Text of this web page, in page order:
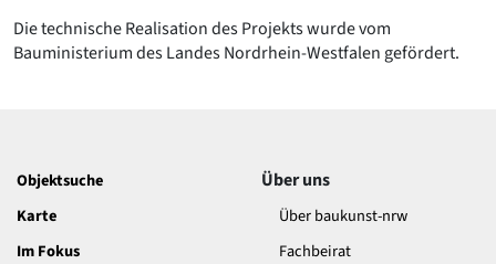
Die technische Realisation des Projekts wurde vom
Bauministerium des Landes Nordrhein-Westfalen gefördert.
Objektsuche
Karte
Im Fokus
Über uns
Über baukunst-nrw
Fachbeirat